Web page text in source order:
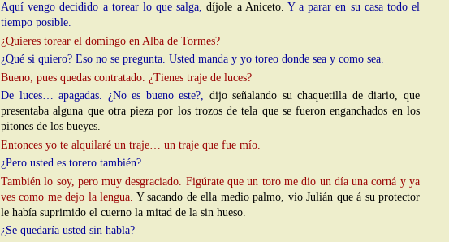
Aquí vengo decidido a torear lo que salga,díjole a Aniceto. Y a parar en su casa todo el
tiempo posible.
¿Quieres torear el domingo en Alba de Tormes?
¿Qué si quiero? Eso no se pregunta. Usted manda y yo toreo donde sea y como sea.
Bueno; pues quedas contratado. ¿Tienes traje de luces?
De luces… apagadas. ¿No es bueno este?, dijo señalando su chaquetilla de diario, que
presentaba alguna que otra pieza por los trozos de tela que se fueron enganchados en los
pitones de los bueyes.
Entonces yo te alquilaré un traje… un traje que fue mío.
¿Pero usted es torero también?
También lo soy, pero muy desgraciado. Figúrate que un toro me dio un día una corná y ya
ves como me dejo la lengua. Y sacando de ella medio palmo, vio Julián que á su protector
le había suprimido el cuerno la mitad de la sin hueso.
¿Se quedaría usted sin habla?